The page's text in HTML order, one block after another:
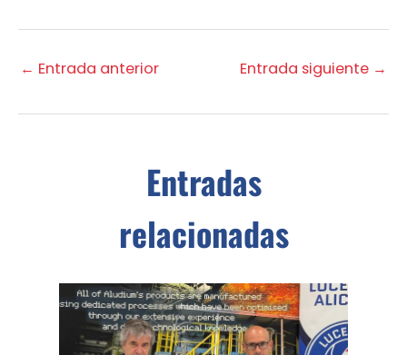
← Entrada anterior Entrada siguiente →
Entradas
relacionadas